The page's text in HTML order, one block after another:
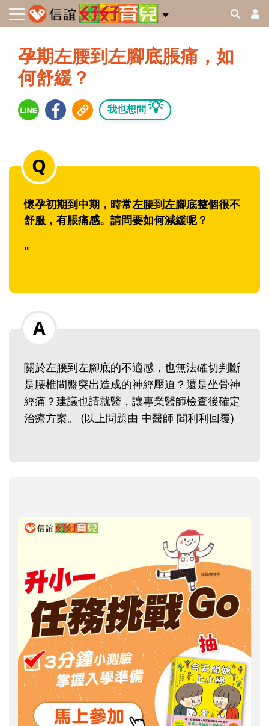
孕期左腰到左腳底脹痛，如
何舒緩？
我也想問 💡
懷孕初期到中期，時常左腰到左腳底整個很不
舒服，有脹痛感。請問要如何減緩呢？
"
關於左腰到左腳底的不適感，也無法確切判斷
是腰椎間盤突出造成的神經壓迫？還是坐骨神
經痛？建議也請就醫，讓專業醫師檢查後確定
治療方案。 (以上問題由 中醫師 閻利利回覆)